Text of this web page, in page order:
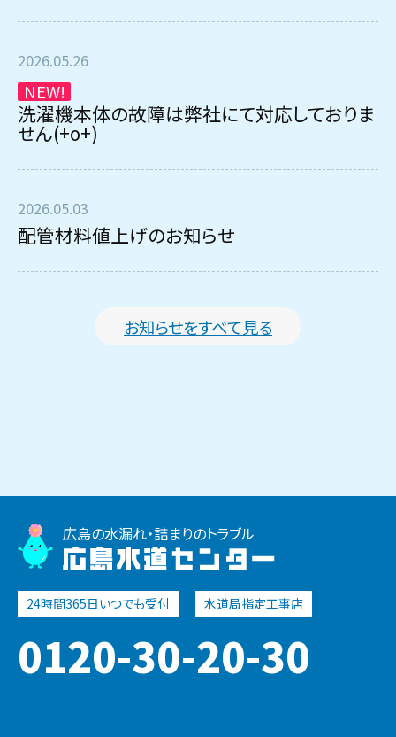
2026.05.26
NEW!
洗濯機本体の故障は弊社にて対応しておりま
せん(+o+)
2026.05.03
配管材料値上げのお知らせ
お知らせをすべて見る
広島の水漏れ・詰まりのトラブル
広島水道センター
0120-30-20-30